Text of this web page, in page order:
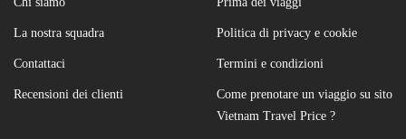
La nostra squadra
Contattaci
Recensioni dei clienti
Politica di privacy e cookie
Termini e condizioni
Come prenotare un viaggio su sito
Vietnam Travel Price ?